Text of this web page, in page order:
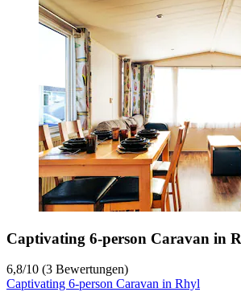
Captivating 6-person Caravan in
6,8/10 (3 Bewertungen)
Captivating 6-person Caravan in Rhyl